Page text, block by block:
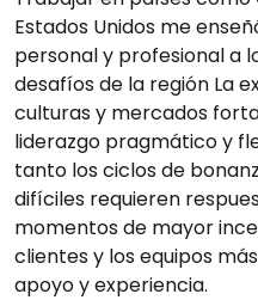
Estados Unidos me
personal y profesional a
desafíos de la región La
culturas y mercados
liderazgo pragmático y
tanto los ciclos de
difíciles requieren
momentos de mayor
clientes y los equipos
apoyo y experiencia.